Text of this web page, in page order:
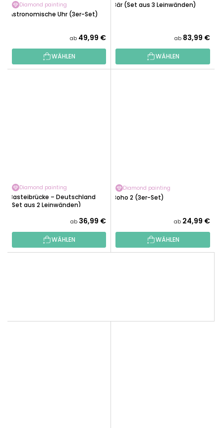
Diamond painting
Astronomische Uhr (3er-Set)
ab 49,99 €
WÄHLEN
Bär (Set aus 3 Leinwänden)
ab 83,99 €
WÄHLEN
Diamond painting
Basteibrücke – Deutschland
(Set aus 2 Leinwänden)
ab 36,99 €
WÄHLEN
Diamond painting
Boho 2 (3er-Set)
ab 24,99 €
WÄHLEN